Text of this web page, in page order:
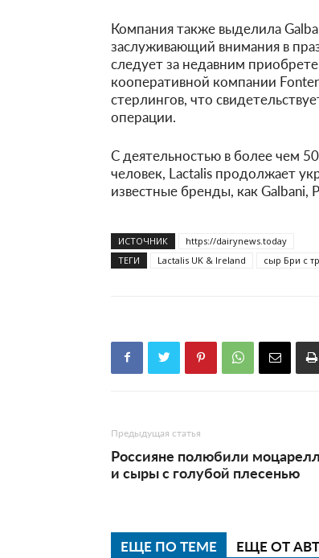
Компания также выделила
заслуживающий внимания в
следует за недавним
кооперативной компании
стерлингов, что
операции.
С деятельностью в более чем
человек, Lactalis продолжает
известные бренды, как Galbani,
ИСТОЧНИК
https://dairynews.today
ТЕГИ
Lactalis UK & Ireland сыр Бри с
Предыдущая статья
Россияне полюбили
и сыры с голубой плесенью
ЕЩЕ ПО ТЕМЕ ЕЩЕ ОТ